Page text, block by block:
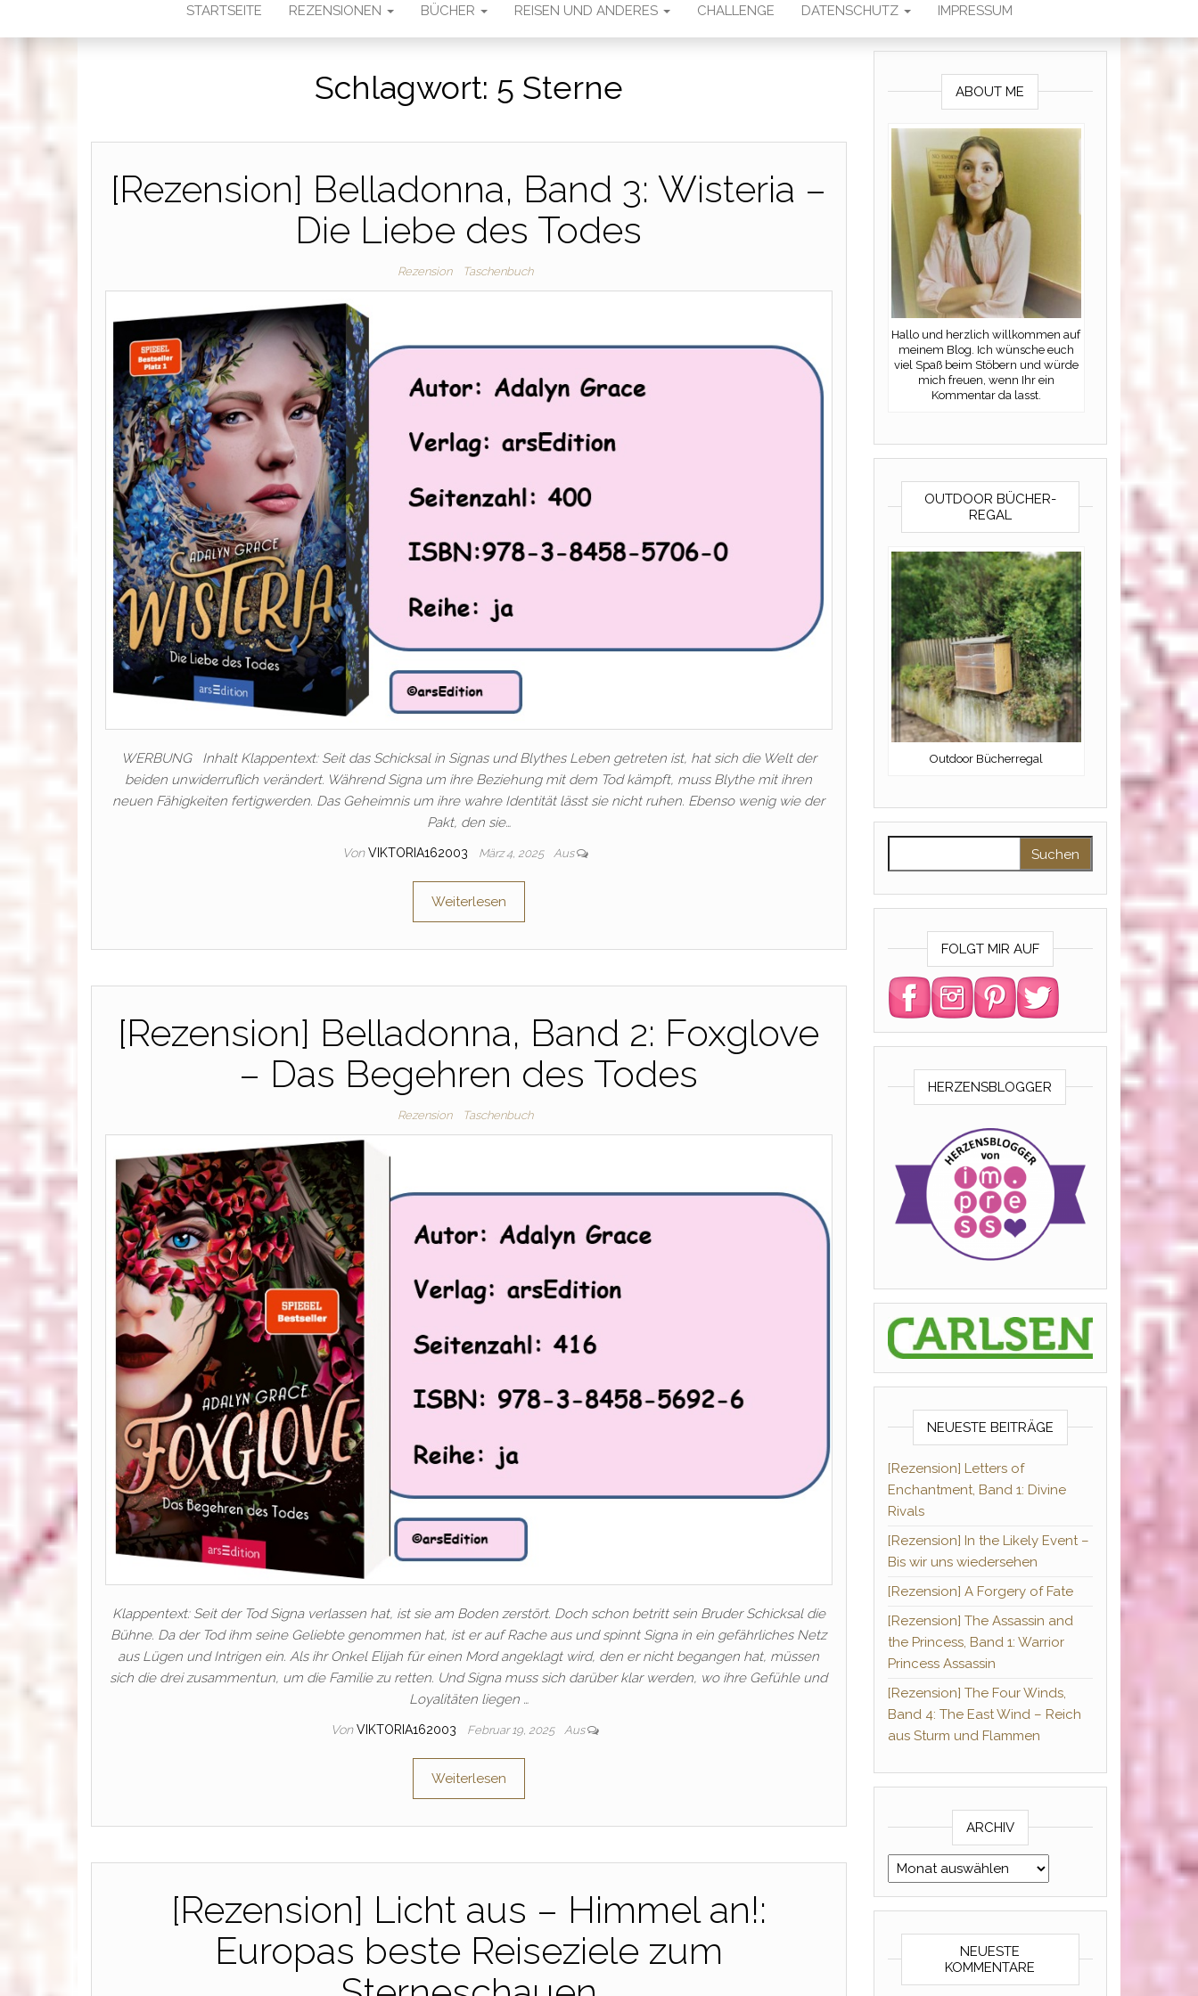
STARTSEITE REZENSIONEN BÜCHER REISEN UND ANDERES CHALLENGE DATENSCHUTZ IMPRESSUM
Schlagwort: 5 Sterne
[Rezension] Belladonna, Band 3: Wisteria –
Die Liebe des Todes
Rezension Taschenbuch
WERBUNG Inhalt Klappentext: Seit das Schicksal in Signas und Blythes Leben getreten ist, hat sich die Welt der
beiden unwiderruflich verändert. Während Signa um ihre Beziehung mit dem Tod kämpft, muss Blythe mit ihren
neuen Fähigkeiten fertigwerden. Das Geheimnis um ihre wahre Identität lässt sie nicht ruhen. Ebenso wenig wie der
Pakt, den sie…
Von VIKTORIA162003 März 4, 2025 Aus
Weiterlesen
[Rezension] Belladonna, Band 2: Foxglove
– Das Begehren des Todes
Rezension Taschenbuch
Klappentext: Seit der Tod Signa verlassen hat, ist sie am Boden zerstört. Doch schon betritt sein Bruder Schicksal die
Bühne. Da der Tod ihm seine Geliebte genommen hat, ist er auf Rache aus und spinnt Signa in ein gefährliches Netz
aus Lügen und Intrigen ein. Als ihr Onkel Elijah für einen Mord angeklagt wird, den er nicht begangen hat, müssen
sich die drei zusammentun, um die Familie zu retten. Und Signa muss sich darüber klar werden, wo ihre Gefühle und
Loyalitäten liegen …
Von VIKTORIA162003 Februar 19, 2025 Aus
Weiterlesen
[Rezension] Licht aus – Himmel an!:
Europas beste Reiseziele zum
ABOUT ME
Hallo und herzlich willkommen auf
meinem Blog. Ich wünsche euch
viel Spaß beim Stöbern und würde
mich freuen, wenn Ihr ein
Kommentar da lasst.
OUTDOOR BÜCHER-
REGAL
Outdoor Bücherregal
FOLGT MIR AUF
HERZENSBLOGGER
NEUESTE BEITRÄGE
[Rezension] Letters of
Enchantment, Band 1: Divine
Rivals
[Rezension] In the Likely Event –
Bis wir uns wiedersehen
[Rezension] A Forgery of Fate
[Rezension] The Assassin and
the Princess, Band 1: Warrior
Princess Assassin
[Rezension] The Four Winds,
Band 4: The East Wind – Reich
aus Sturm und Flammen
ARCHIV
Archiv
NEUESTE
KOMMENTARE